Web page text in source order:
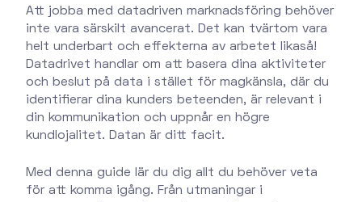
Att jobba med datadriven marknadsföring behöver
inte vara särskilt avancerat. Det kan tvärtom vara
helt underbart och effekterna av arbetet likaså!
Datadrivet handlar om att basera dina aktiviteter
och beslut på data i stället för magkänsla, där du
identifierar dina kunders beteenden, är relevant i
din kommunikation och uppnår en högre
kundlojalitet. Datan är ditt facit.
Med denna guide lär du dig allt du behöver veta
för att komma igång. Från utmaningar i